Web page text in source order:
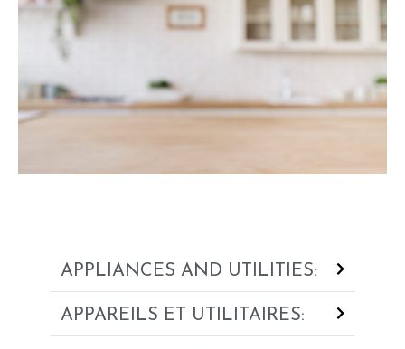
APPLIANCES AND UTILITIES:
APPAREILS ET UTILITAIRES: